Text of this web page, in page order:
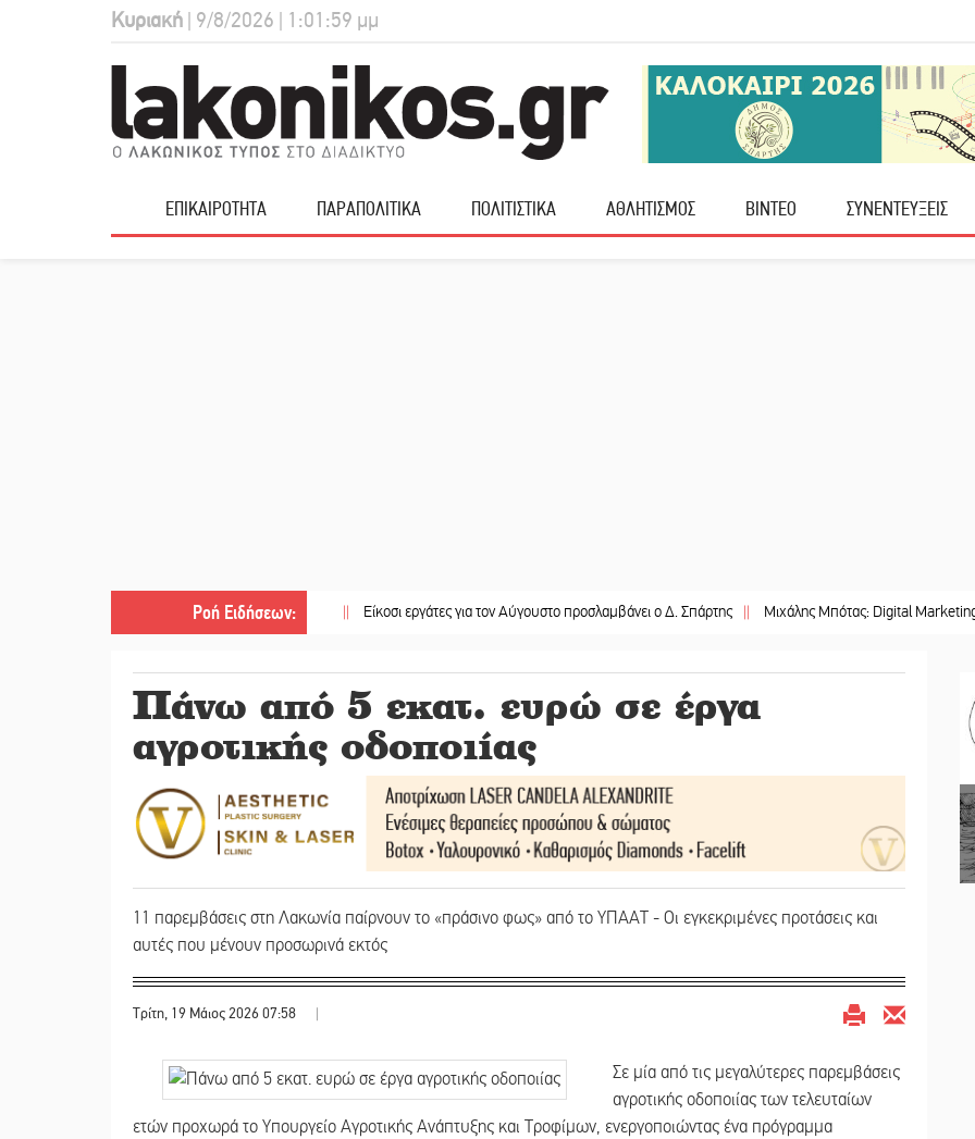
Κυριακή | 9/8/2026 | 1:02:00 μμ
ΕΠΙΚΑΙΡΟΤΗΤΑ ΠΑΡΑΠΟΛΙΤΙΚΑ ΠΟΛΙΤΙΣΤΙΚΑ ΑΘΛΗΤΙΣΜΟΣ ΒΙΝΤΕΟ ΣΥΝΕΝΤΕΥΞΕΙΣ
Ροή Ειδήσεων:
|| Είκοσι εργάτες για τον Αύγουστο προσλαμβάνει ο Δ. Σπάρτης || Μιχάλης Μπότας: Digital Marketing και AI
Πάνω από 5 εκατ. ευρώ σε έργα
αγροτικής οδοποιίας
11 παρεμβάσεις στη Λακωνία παίρνουν το «πράσινο φως» από το ΥΠΑΑΤ - Οι εγκεκριμένες προτάσεις και
αυτές που μένουν προσωρινά εκτός
Τρίτη, 19 Μάιος 2026 07:58 |
Σε μία από τις μεγαλύτερες παρεμβάσεις
αγροτικής οδοποιίας των τελευταίων
ετών προχωρά το Υπουργείο Αγροτικής Ανάπτυξης και Τροφίμων, ενεργοποιώντας ένα πρόγραμμα